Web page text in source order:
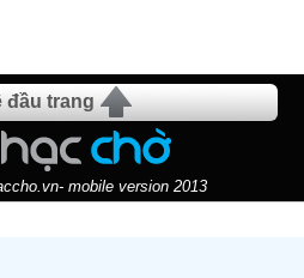
đầu trang
mobile version 2013